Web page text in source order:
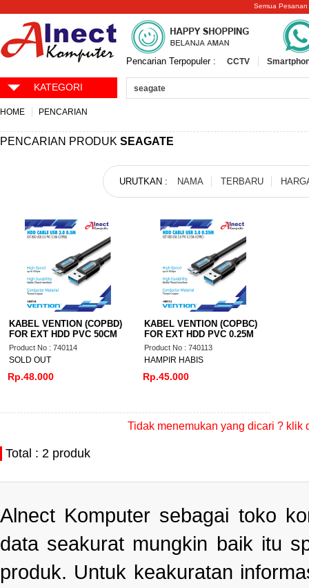
Semua Pesanan
Pencarian Terpopuler : CCTV
KATEGORI
HOME PENCARIAN
PENCARIAN PRODUK SEAGATE
URUTKAN : NAMA TERBARU
Rp.48.000
KABEL VENTION (COPBD)
FOR EXT HDD PVC 50CM
Product No : 740114
SOLD OUT
Rp.45.000
KABEL VENTION (COPBC)
FOR EXT HDD PVC 0.25M
Product No : 740113
HAMPIR HABIS
Tidak menemukan yang dicari ? klik
Total : 2 produk
Alnect Komputer sebagai toko
data seakurat mungkin baik itu
produk. Untuk keakuratan